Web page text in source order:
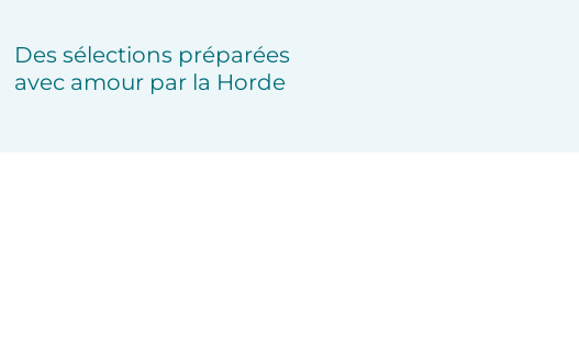
Des sélections préparées
avec amour par la Horde